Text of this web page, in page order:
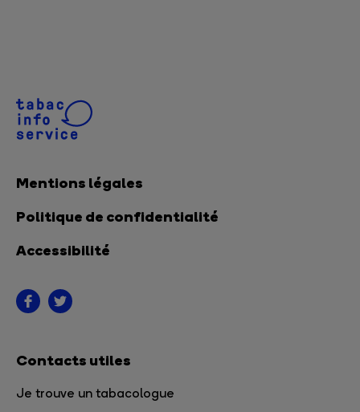
Mentions légales
Politique de confidentialité
Accessibilité
Contacts utiles
Je trouve un tabacologue